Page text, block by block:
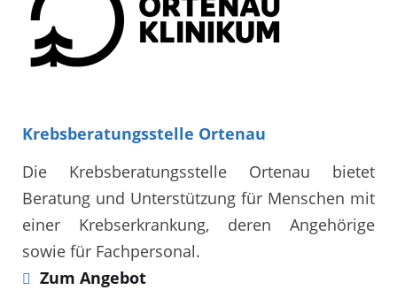
Krebsberatungsstelle Ortenau
Die Krebsberatungsstelle Ortenau bietet
Beratung und Unterstützung für Menschen mit
einer Krebserkrankung, deren Angehörige
sowie für Fachpersonal.
Zum Angebot